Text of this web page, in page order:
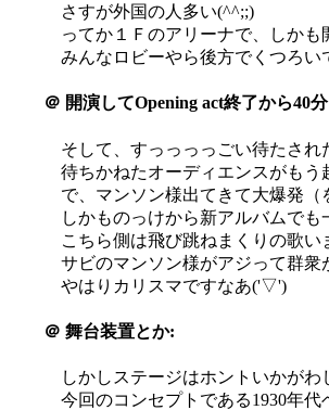
さすが外国の人多い(^^;;)
ってか１Ｆのアリーナで、しか
みんなロビーやら後方でくつろい
＠ 開演してOpening act終了から40
そして、すっっっっごい待たされ
待ちかねたオーディエンスがも
で、マンソン様出てきて大爆発（
しかものっけから新アルバムでも
こちら側は飛び跳ねまくりの歌い
サビのマンソン様がアジって群
やはりカリスマですなあ('▽')
＠ 舞台装置とか:
しかしステージはホントいかがわ
今回のコンセプトである1930年